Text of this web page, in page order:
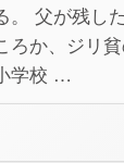
。 父が残し
ろか、ジリ
学校 …